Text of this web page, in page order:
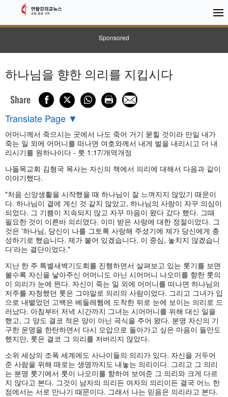
Sponsored
하나님을 향한 의리를 지킵시다
Share
Translate Page ▼
어머니께서 죽으시는 곳에서 나도 죽어 거기 묻힐 것이라 만일 내가
죽는 일 외에 어머니를 떠나면 여호와께서 내게 벌을 내리시고 더 내
리시기를 원하나이다 - 룻 1:17/개역개정
나들목교회 김형국 목사는 자신의 책에서 의리에 대해서 다음과 같이
이야기했다.
"처음 신앙생활을 시작했을 때 하나님이 잘 느껴지지 않았기 때문이
다. 하나님이 곁에 계신 것 같지 않았고, 하나님의 사랑이 자꾸 의심이
되었다. 그 기쁨이 지속되지 않고 자꾸 마음이 왔다 갔다 했다. 그때
필요한 것이 이른바 의리였다. 이미 받은 사랑에 대한 정절이었다. 그
것은 '하나님, 당신이 나를 그토록 사랑해 주셨기에 제가 당신에게 충
성하기로 했습니다. 제가 붙어 있겠습니다. 이 중심, 놓치지 않겠습니
다'라는 결단이었다."
지난 한 주 특별새벽기도회를 진행하면서 살펴보고 있는 룻기를 보면
볼수록 자신을 낳아주신 어머니도 아닌 시어머니 나오미를 향한 룻의
이 의리가 눈에 띈다. 자신이 죽는 일 외에 어머니를 떠나면 하나님의
저주를 자청했던 룻은 그야말로 의리의 사람이었다. 그리고 그녀가 입
으로 내뱉었던 고백은 베들레헴에 도착한 뒤로 눈에 보이는 의리로 드
러났다. 아침부터 저녁 시간까지 그녀는 시어머니를 위해 대신 일을
했고, 그 양도 결코 적은 양이 아닌 곡식을 주어 왔다. 분명 자신의 기
구한 운명을 한탄하면서 다시 모압으로 돌아가고 싶은 마음이 들만도
했지만, 룻은 결코 그 의리를 저버리지 않았다.
소위 세상의 조폭 세계에도 사나이들의 의리가 있다. 자신을 거두어
준 사람을 위해 때로는 생명까지도 내놓는 의리이다. 그리고 그 의리
는 분명 룻기에서 룻이 나오미를 향하여 보여준 그 의리와 크게 다르
지 않다고 본다. 그것이 남자의 의리든 여자의 의리이든 결국 어느 한
점에서는 서로 만나기 때문이다. 그래서 나는 믿음은 의리라고 본다.